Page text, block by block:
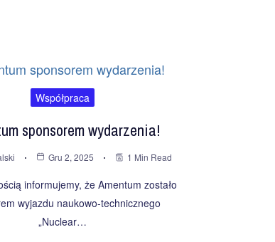
Współpraca
sponsorem wydarzenia!
Gru 2, 2025 1 Min Read
informujemy, że Amentum zostało
wyjazdu naukowo-technicznego
„Nuclear…